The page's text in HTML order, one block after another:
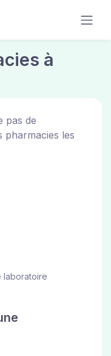
à
pas de
pharmacies les
laboratoire